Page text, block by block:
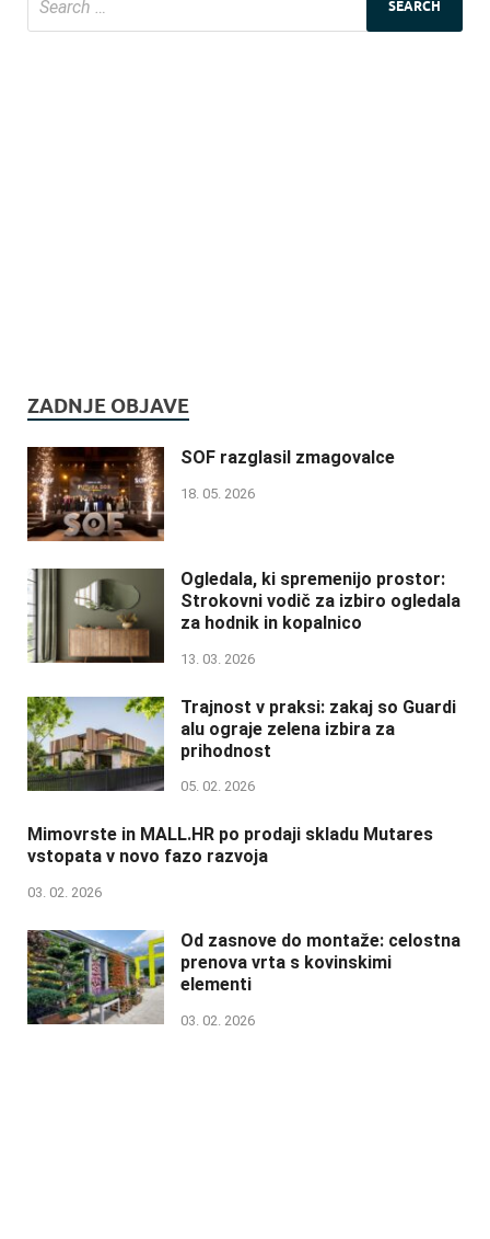
ZADNJE OBJAVE
SOF razglasil zmagovalce
18. 05. 2026
Ogledala, ki spremenijo prostor:
Strokovni vodič za izbiro ogledala
za hodnik in kopalnico
13. 03. 2026
Trajnost v praksi: zakaj so Guardi
alu ograje zelena izbira za
prihodnost
05. 02. 2026
Mimovrste in MALL.HR po prodaji skladu Mutares
vstopata v novo fazo razvoja
03. 02. 2026
Od zasnove do montaže: celostna
prenova vrta s kovinskimi
elementi
03. 02. 2026